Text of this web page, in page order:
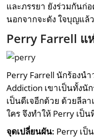
และภรรยา ยังร่วมกันก่อ
นอกจากจะดัง ใจบุญแล้
Perry Farrell แ
Perry Farrell นักร้องนำ
Addiction เขาเป็นทั้งนั
เป็นดีเจอีกด้วย ด้วยลีล
ใคร จึงทำให้ Perry เป็
จุดเปลี่ยนผัน: Perry เป็